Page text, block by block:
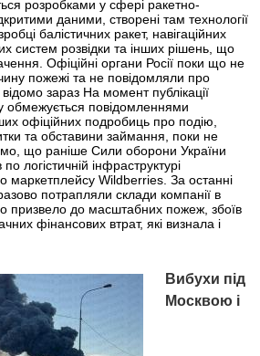
розробками у сфері ракетно-
даними, створені там технології
балістичних ракет, навігаційних
систем розвідки та інших рішень, що
Офіційні органи Росії поки що не
пожежі та не повідомляли про
зараз На момент публікації
обмежується повідомленнями
офіційних подробиць про подію,
та обставини займання, поки не
що раніше Сили оборони України
логістичній інфраструктурі
маркетплейсу Wildberries. За останні
потрапляли склади компанії в
призвело до масштабних пожеж, збоїв
фінансових втрат, які визнала і
Вибухи під
Москвою і